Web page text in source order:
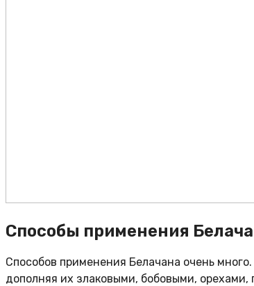
Способы применения
Способов применения Белачана очень
дополняя их злаковыми, бобовыми,